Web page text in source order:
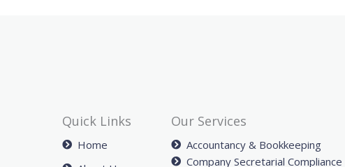
Quick Links
Home
Our Services
Accountancy & Bookkeeping
Company Secretarial Compliance